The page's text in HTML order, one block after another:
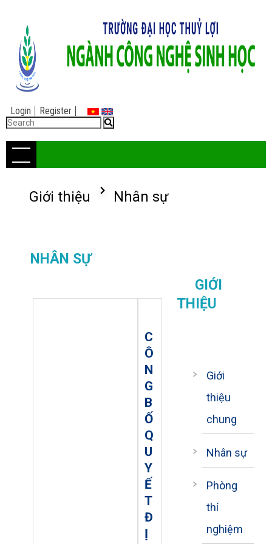
Login Register
Giới thiệu Nhân sự
NHÂN SỰ
C
Ô
N
G
B
Ố
Q
U
Y
Ế
T
Đ
Ị
GIỚI
THIỆU
Giới
thiệu
chung
Nhân sự
Phòng
thí
nghiệm